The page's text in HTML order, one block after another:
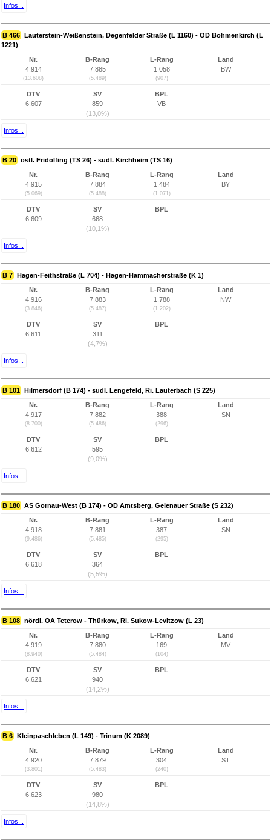
Infos...
B 466 Lauterstein-Weißenstein, Degenfelder Straße (L 1160) - OD Böhmenkirch (L
1221)
Nr.
4.914
(13.608)
B-Rang
7.885
(5.489)
L-Rang
1.058
(907)
Land
BW
DTV
6.607
SV
859
(13,0%)
BPL
VB
Infos...
B 20 östl. Fridolfing (TS 26) - südl. Kirchheim (TS 16)
Nr.
4.915
(5.069)
B-Rang
7.884
(5.488)
L-Rang
1.484
(1.071)
Land
BY
DTV
6.609
SV
668
(10,1%)
BPL
Infos...
B 7 Hagen-Feithstraße (L 704) - Hagen-Hammacherstraße (K 1)
Nr.
4.916
(3.846)
B-Rang
7.883
(5.487)
L-Rang
1.788
(1.202)
Land
NW
DTV
6.611
SV
311
(4,7%)
BPL
Infos...
B 101 Hilmersdorf (B 174) - südl. Lengefeld, Ri. Lauterbach (S 225)
Nr.
4.917
(8.700)
B-Rang
7.882
(5.486)
L-Rang
388
(296)
Land
SN
DTV
6.612
SV
595
(9,0%)
BPL
Infos...
B 180 AS Gornau-West (B 174) - OD Amtsberg, Gelenauer Straße (S 232)
Nr.
4.918
(9.486)
B-Rang
7.881
(5.485)
L-Rang
387
(295)
Land
SN
DTV
6.618
SV
364
(5,5%)
BPL
Infos...
B 108 nördl. OA Teterow - Thürkow, Ri. Sukow-Levitzow (L 23)
Nr.
4.919
(8.940)
B-Rang
7.880
(5.484)
L-Rang
169
(104)
Land
MV
DTV
6.621
SV
940
(14,2%)
BPL
Infos...
B 6 Kleinpaschleben (L 149) - Trinum (K 2089)
Nr.
4.920
(3.801)
B-Rang
7.879
(5.483)
L-Rang
304
(240)
Land
ST
DTV
6.623
SV
980
(14,8%)
BPL
Infos...